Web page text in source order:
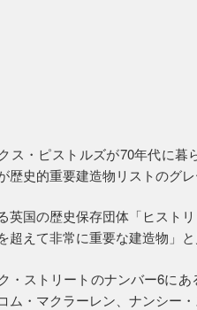
ス・ピストルズが70年代に暮
歴史的重要建造物リストのグレ
英国の歴史保存団体「ヒスト
超えて非常に重要な建造物」と
・ストリートのナンバー6に
ム・マクラーレン、ナンシー